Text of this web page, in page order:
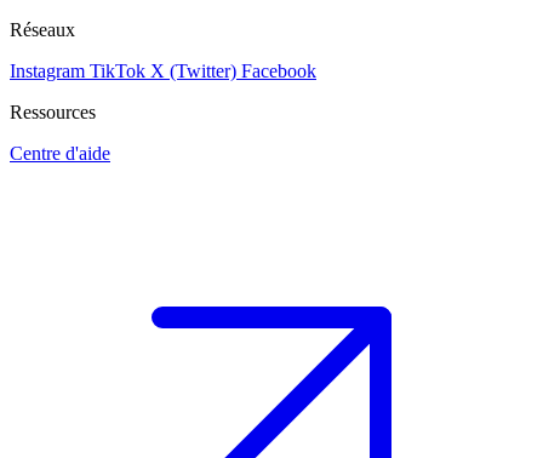
Réseaux
Instagram TikTok X (Twitter) Facebook
Ressources
Centre d'aide